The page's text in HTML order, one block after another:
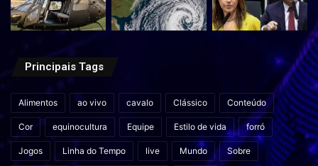
Principais Tags
Alimentos ao vivo cavalo Clássico Conteúdo
Cor equinocultura Equipe Estilo de vida forró
Jogos Linha do Tempo live Mundo Sobre